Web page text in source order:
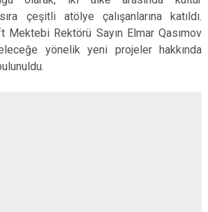
çeşitli atölye çalışanlarına katıldı.
Mektebi Rektörü Sayın Elmar Qasımov
yönelik yeni projeler hakkında